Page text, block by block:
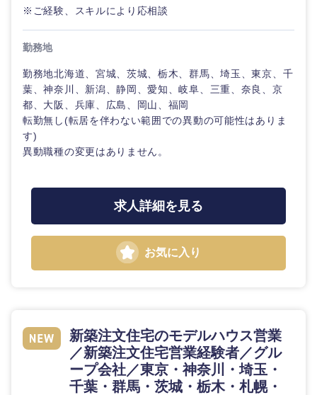
※ご経験、スキルにより応相談
勤務地
勤務地北海道、宮城、茨城、栃木、群馬、埼玉、東京、千
葉、神奈川、新潟、静岡、愛知、岐阜、三重、奈良、京
都、大阪、兵庫、広島、岡山、福岡
転勤無し(転居を伴わない範囲での異動の可能性はありま
す)
異動職種の変更はありません。
求人詳細を見る
お気に入り
新築注文住宅のモデルハウス営業
／新築注文住宅営業経験者／グル
ープ会社／東京・神奈川・埼玉・
千葉・群馬・茨城・栃木・札幌・